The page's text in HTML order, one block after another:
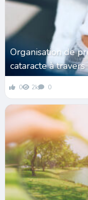
Organisation de
cataracte à
0 2k 0